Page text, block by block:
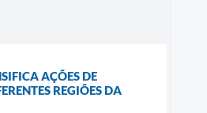
AÇÕES DE
REGIÕES DA